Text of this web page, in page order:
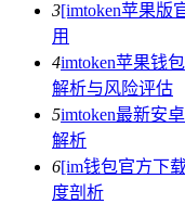
3[imtoken苹果版
用
4imtoken苹果钱
解析与风险评估
5imtoken最新安
解析
6[im钱包官方下
度剖析